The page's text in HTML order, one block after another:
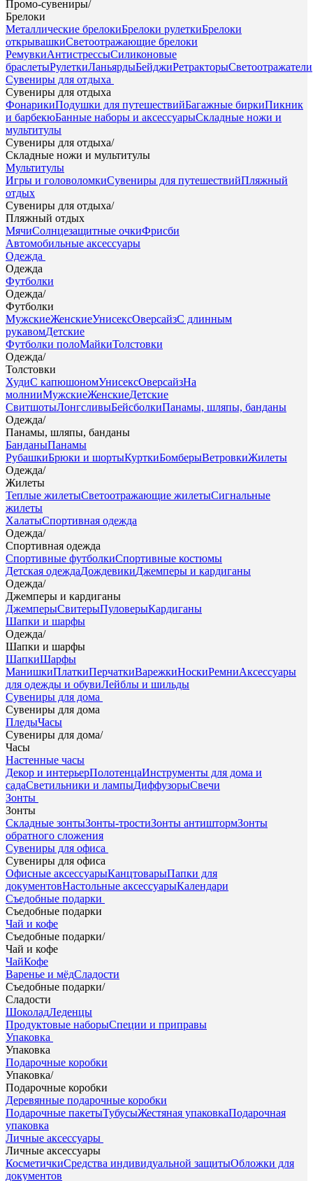
Промо-сувениры/
Брелоки
Металлические брелокиБрелоки рулеткиБрелоки
открывашкиСветоотражающие брелоки
РемувкиАнтистрессыСиликоновые
браслетыРулеткиЛаньярдыБейджиРетракторыСветоотражатели
Сувениры для отдыха
Сувениры для отдыха
ФонарикиПодушки для путешествийБагажные биркиПикник
и барбекюБанные наборы и аксессуарыСкладные ножи и
мультитулы
Сувениры для отдыха/
Складные ножи и мультитулы
Мультитулы
Игры и головоломкиСувениры для путешествийПляжный
отдых
Сувениры для отдыха/
Пляжный отдых
МячиСолнцезащитные очкиФрисби
Автомобильные аксессуары
Одежда
Одежда
Футболки
Одежда/
Футболки
МужскиеЖенскиеУнисексОверсайзС длинным
рукавомДетские
Футболки полоМайкиТолстовки
Одежда/
Толстовки
ХудиС капюшономУнисексОверсайзНа
молнииМужскиеЖенскиеДетские
СвитшотыЛонгсливыБейсболкиПанамы, шляпы, банданы
Одежда/
Панамы, шляпы, банданы
БанданыПанамы
РубашкиБрюки и шортыКурткиБомберыВетровкиЖилеты
Одежда/
Жилеты
Теплые жилетыСветоотражающие жилетыСигнальные
жилеты
ХалатыСпортивная одежда
Одежда/
Спортивная одежда
Спортивные футболкиСпортивные костюмы
Детская одеждаДождевикиДжемперы и кардиганы
Одежда/
Джемперы и кардиганы
ДжемперыСвитерыПуловерыКардиганы
Шапки и шарфы
Одежда/
Шапки и шарфы
ШапкиШарфы
МанишкиПлаткиПерчаткиВарежкиНоскиРемниАксессуары
для одежды и обувиЛейблы и шильды
Сувениры для дома
Сувениры для дома
ПледыЧасы
Сувениры для дома/
Часы
Настенные часы
Декор и интерьерПолотенцаИнструменты для дома и
садаСветильники и лампыДиффузорыСвечи
Зонты
Зонты
Складные зонтыЗонты-тростиЗонты антиштормЗонты
обратного сложения
Сувениры для офиса
Сувениры для офиса
Офисные аксессуарыКанцтоварыПапки для
документовНастольные аксессуарыКалендари
Съедобные подарки
Съедобные подарки
Чай и кофе
Съедобные подарки/
Чай и кофе
ЧайКофе
Варенье и мёдСладости
Съедобные подарки/
Сладости
ШоколадЛеденцы
Продуктовые наборыСпеции и приправы
Упаковка
Упаковка
Подарочные коробки
Упаковка/
Подарочные коробки
Деревянные подарочные коробки
Подарочные пакетыТубусыЖестяная упаковкаПодарочная
упаковка
Личные аксессуары
Личные аксессуары
КосметичкиСредства индивидуальной защитыОбложки для
документов